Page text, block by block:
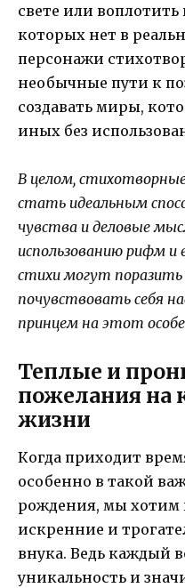
свете или
которых нет в
персонажи
необычные пути к
создавать миры,
иных без
В целом,
стать идеальным
чувства и деловые
использованию рифм
стихи могут поразить
почувствовать себя
принцем на этот
Теплые и
пожелания на
жизни
Когда приходит
особенно в такой
рождения, мы хотим
искренние и
внука. Ведь каждый
уникальность и